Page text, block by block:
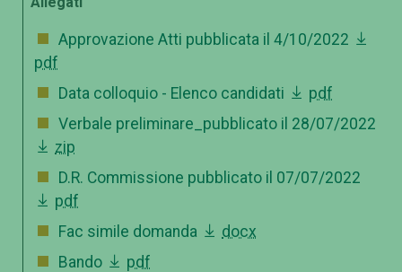
Approvazione Atti pubblicata il 4/10/2022
pdf
Data colloquio - Elenco candidati
pdf
Verbale preliminare_pubblicato il 28/07/2022
zip
D.R. Commissione pubblicato il 07/07/2022
pdf
Fac simile domanda
docx
Bando
pdf